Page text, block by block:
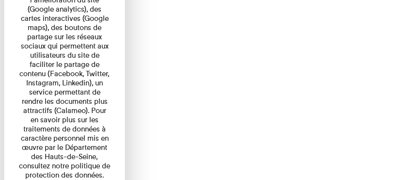
(Google analytics), des
cartes interactives (Google
maps), des boutons de
partage sur les réseaux
sociaux qui permettent aux
utilisateurs du site de
faciliter le partage de
contenu (Facebook, Twitter,
Instagram, Linkedin), un
service permettant de
rendre les documents plus
attractifs (Calameo). Pour
en savoir plus sur les
traitements de données à
caractère personnel mis en
œuvre par le Département
des Hauts-de-Seine,
consultez notre politique de
protection des données.